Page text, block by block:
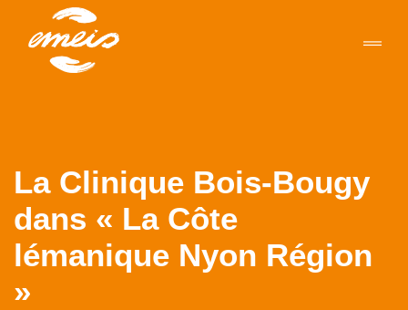
La Clinique Bois-Bougy
dans « La Côte
lémanique Nyon Région
»